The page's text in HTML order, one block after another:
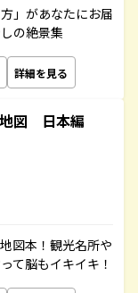
」があなたにお届
の絶景集
詳細を見る
図 日本編
図本！観光名所や
て脳もイキイキ！